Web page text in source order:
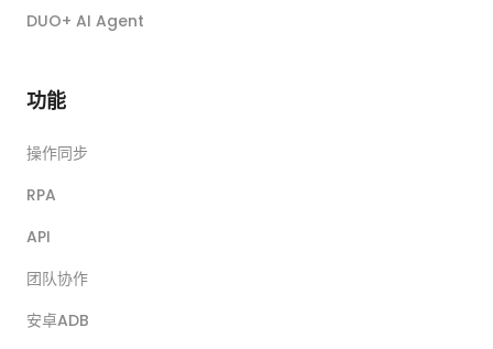
DUO+ AI Agent
功能
操作同步
RPA
API
团队协作
安卓ADB